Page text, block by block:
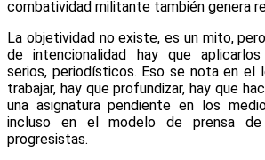
combatividad militante también genera
La objetividad no existe, es un mito,
de intencionalidad hay que
serios, periodísticos. Eso se nota en el
trabajar, hay que profundizar, hay que
una asignatura pendiente en los
incluso en el modelo de prensa de
progresistas.